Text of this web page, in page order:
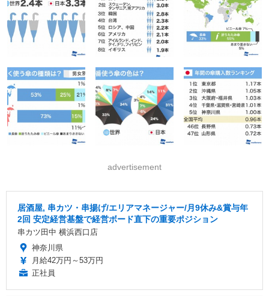
advertisement
居酒屋, 串カツ・串揚げ/エリアマネージャー/月9休み&賞与年
2回 安定経営基盤で経営ボード直下の重要ポジション
串カツ田中 横浜西口店
神奈川県
月給42万円～53万円
正社員